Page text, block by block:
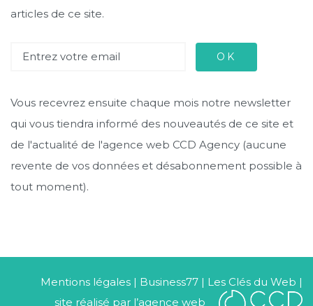
articles de ce site.
OK
Vous recevrez ensuite chaque mois notre newsletter
qui vous tiendra informé des nouveautés de ce site et
de l'actualité de l'agence web CCD Agency (aucune
revente de vos données et désabonnement possible à
tout moment).
Mentions légales | Business77 | Les Clés du Web |
site réalisé par l’agence web